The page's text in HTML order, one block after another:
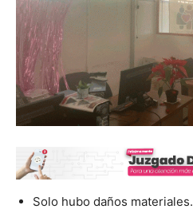
Solo hubo daños materiales.